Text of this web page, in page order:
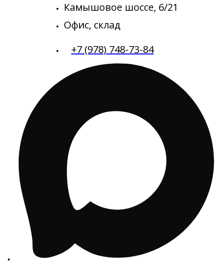
Камышовое шоссе, 6/21
Офис, склад
+7 (978) 748-73-84